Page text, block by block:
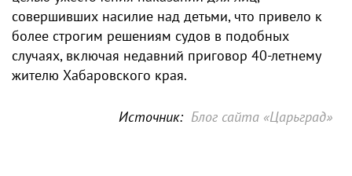
совершивших насилие над детьми, что привело к
более строгим решениям судов в подобных
случаях, включая недавний приговор 40-летнему
жителю Хабаровского края.
Источник: Блог сайта «Царьград»